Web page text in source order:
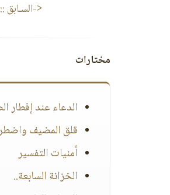
<-السـابق ::
مختارات
الدعاء عند إفطار
قلق المضيف
أمنيات التفسير
الخزانة السابعة..